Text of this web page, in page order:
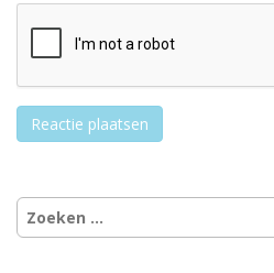
Zoeken
naar: